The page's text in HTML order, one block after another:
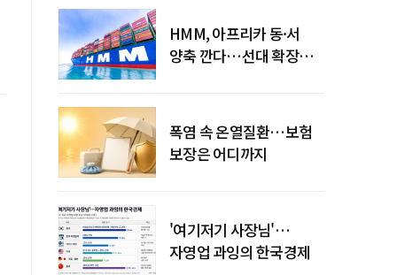
HMM, 아프리카 동·서
양축 깐다…선대 확장
폭염 속 온열질환…보험
보장은 어디까지
'여기저기 사장님'…
자영업 과잉의 한국경제